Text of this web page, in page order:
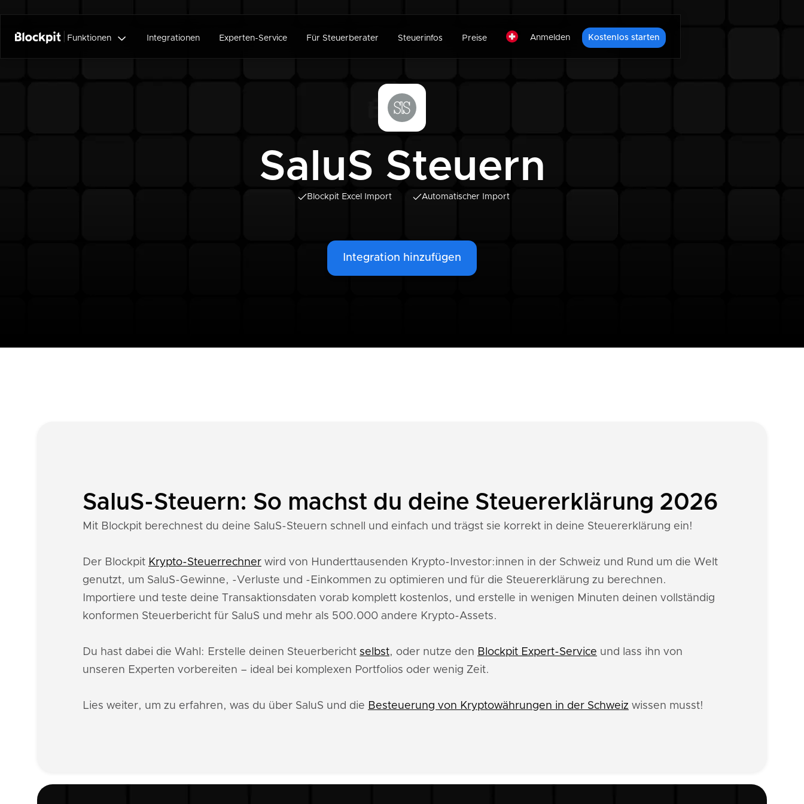
Funktionen  Integrationen Experten-Service Für Steuerberater Steuerinfos Preise Anmelden Kostenlos starten
SaluS Steuern
Blockpit Excel Import Automatischer Import
Integration hinzufügen
SaluS-Steuern: So machst du deine Steuererklärung 2026
Mit Blockpit berechnest du deine SaluS-Steuern schnell und einfach und trägst sie korrekt in deine Steuererklärung ein!
Der Blockpit Krypto-Steuerrechner wird von Hunderttausenden Krypto-Investor:innen in der Schweiz und Rund um die Welt
genutzt, um SaluS-Gewinne, -Verluste und -Einkommen zu optimieren und für die Steuererklärung zu berechnen.
Importiere und teste deine Transaktionsdaten vorab komplett kostenlos, und erstelle in wenigen Minuten deinen vollständig
konformen Steuerbericht für SaluS und mehr als 500.000 andere Krypto-Assets.
Du hast dabei die Wahl: Erstelle deinen Steuerbericht selbst, oder nutze den Blockpit Expert-Service und lass ihn von
unseren Experten vorbereiten – ideal bei komplexen Portfolios oder wenig Zeit.
Lies weiter, um zu erfahren, was du über SaluS und die Besteuerung von Kryptowährungen in der Schweiz wissen musst!